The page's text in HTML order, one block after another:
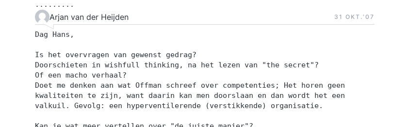
.........
Arjan van der Heijden 31 OKT.‘07
Dag Hans,
Is het overvragen van gewenst gedrag?
Doorschieten in wishfull thinking, na het lezen van "the secret"?
Of een macho verhaal?
Doet me denken aan wat Offman schreef over competenties; Het horen geen
kwaliteiten te zijn, want daarin kan men doorslaan en dan wordt het een
valkuil. Gevolg: een hyperventilerende (verstikkende) organisatie.